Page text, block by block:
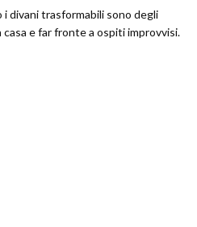
i divani trasformabili sono degli
casa e far fronte a ospiti improvvisi.